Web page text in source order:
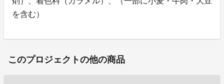
を含む）
このプロジェクトの他の商品